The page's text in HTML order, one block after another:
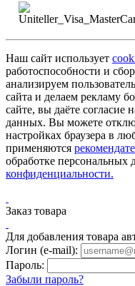
Наш сайт использует
работоспособности и
анализируем
сайта и делаем рекламу
сайте, вы даёте согласие
данных. Вы можете
настройках браузера в
применяются
обработке
конфиденциальности.
Заказ товара
Для добавления товара
Логин (e-mail):
Пароль:
Забыли пароль?